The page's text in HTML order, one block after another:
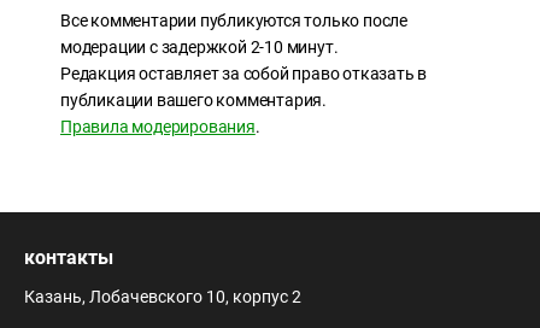
Все комментарии публикуются только после
модерации с задержкой 2-10 минут.
Редакция оставляет за собой право отказать в
публикации вашего комментария.
Правила модерирования.
контакты
Казань, Лобачевского 10, корпус 2